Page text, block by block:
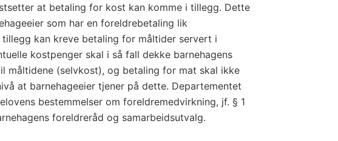
at betaling for kost kan komme i tillegg. Dette
som har en foreldrebetaling lik
tillegg kan kreve betaling for måltider servert i
kostpenger skal i så fall dekke barnehagens
måltidene (selvkost), og betaling for mat skal ikke
at barnehageeier tjener på dette. Departementet
bestemmelser om foreldremedvirkning, jf. § 1
foreldreråd og samarbeidsutvalg.